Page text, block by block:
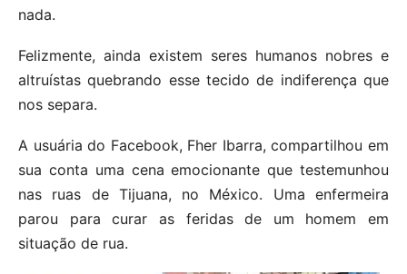
nada.
Felizmente, ainda existem seres humanos nobres e
altruístas quebrando esse tecido de indiferença que
nos separa.
A usuária do Facebook, Fher Ibarra, compartilhou em
sua conta uma cena emocionante que testemunhou
nas ruas de Tijuana, no México. Uma enfermeira
parou para curar as feridas de um homem em
situação de rua.